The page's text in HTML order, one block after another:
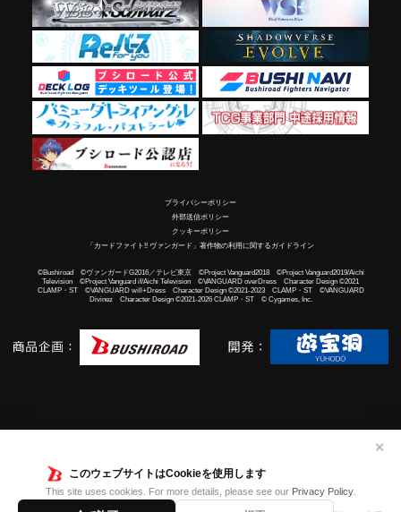
このウェブサイトはCookieを使用します
This site uses cookies. For more details, please see our Privacy Policy.
✕
プライバシーポリシー
外部送信ポリシー
クッキーポリシー
「カードファイト!! ヴァンガード」著作物の利用に関するガイドライン
©Bushiroad ©ヴァンガードG2016／テレビ東京 ©Project Vanguard2018 ©Project Vanguard2019/Aichi
Television ©Project Vanguard if/Aichi Television ©VANGUARD overDress Character Design ©2021
CLAMP・ST ©VANGUARD will+Dress Character Design ©2021-2023 CLAMP・ST ©VANGUARD
Divinez Character Design ©2021-2026 CLAMP・ST © Cygames, Inc.